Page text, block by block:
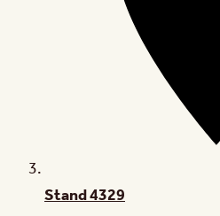
Stand4329